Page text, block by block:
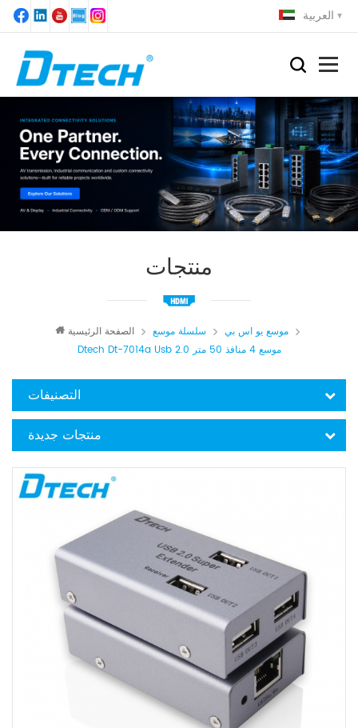
العربية
منتجات
الصفحة الرئيسية سلسلة موسع
موسع يو اس بي
Dtech Dt-7014a Usb 2.0 موسع 4 منافذ 50 متر
التصنيفات
منتجات جديدة